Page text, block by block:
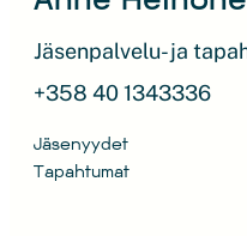
Jäsenpalvelu- ja
+358 40 1343336
Jäsenyydet
Tapahtumat